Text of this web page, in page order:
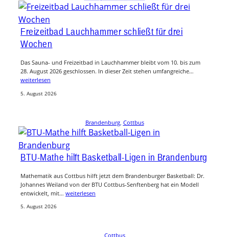
Freizeitbad Lauchhammer schließt für drei
Wochen
Das Sauna- und Freizeitbad in Lauchhammer bleibt vom 10. bis zum
28. August 2026 geschlossen. In dieser Zeit stehen umfangreiche…
weiterlesen
5. August 2026
Brandenburg, Cottbus
BTU-Mathe hilft Basketball-Ligen in Brandenburg
Mathematik aus Cottbus hilft jetzt dem Brandenburger Basketball: Dr.
Johannes Weiland von der BTU Cottbus-Senftenberg hat ein Modell
entwickelt, mit… weiterlesen
5. August 2026
Cottbus